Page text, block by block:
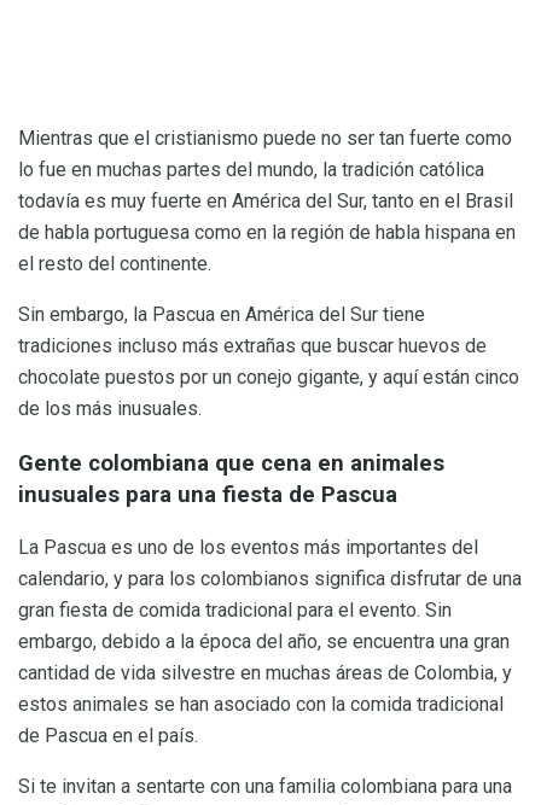
Mientras que el cristianismo puede no ser tan fuerte como
lo fue en muchas partes del mundo, la tradición católica
todavía es muy fuerte en América del Sur, tanto en el Brasil
de habla portuguesa como en la región de habla hispana en
el resto del continente.
Sin embargo, la Pascua en América del Sur tiene
tradiciones incluso más extrañas que buscar huevos de
chocolate puestos por un conejo gigante, y aquí están cinco
de los más inusuales.
Gente colombiana que cena en animales
inusuales para una fiesta de Pascua
La Pascua es uno de los eventos más importantes del
calendario, y para los colombianos significa disfrutar de una
gran fiesta de comida tradicional para el evento. Sin
embargo, debido a la época del año, se encuentra una gran
cantidad de vida silvestre en muchas áreas de Colombia, y
estos animales se han asociado con la comida tradicional
de Pascua en el país.
Si te invitan a sentarte con una familia colombiana para una